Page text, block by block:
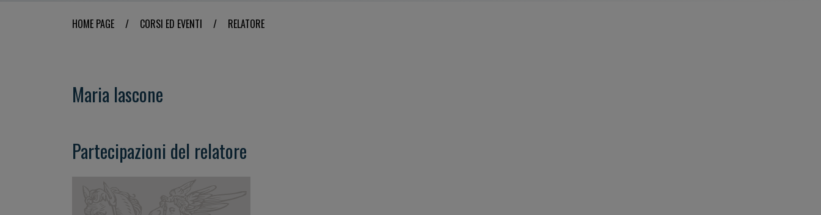
HOME PAGE / CORSI ED EVENTI / RELATORE
Maria Iascone
Partecipazioni del relatore